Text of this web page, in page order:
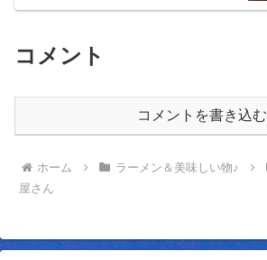
コメント
コメントを書き込む
ホーム ラーメン＆美味しい物♪
屋さん